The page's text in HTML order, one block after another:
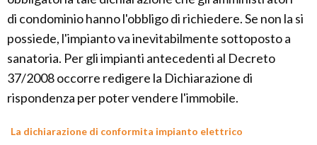
di condominio hanno l'obbligo di richiedere. Se non la si
possiede, l'impianto va inevitabilmente sottoposto a
sanatoria. Per gli impianti antecedenti al Decreto
37/2008 occorre redigere la Dichiarazione di
rispondenza per poter vendere l'immobile.
La dichiarazione di conformita impianto elettrico